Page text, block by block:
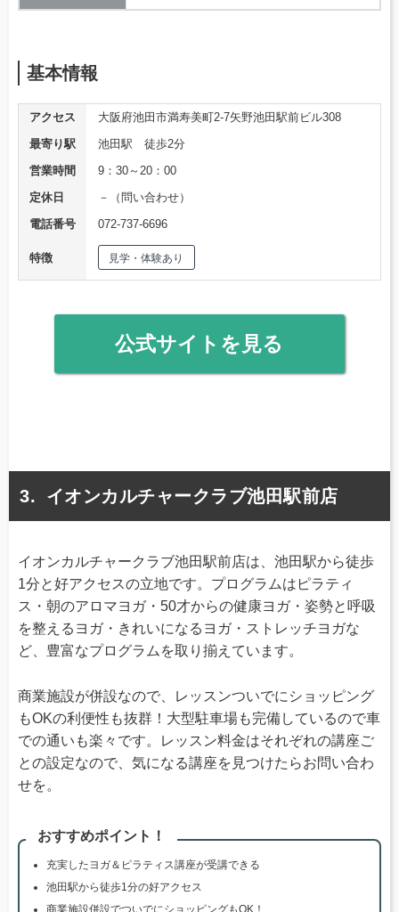
基本情報
アクセス
大阪府池田市満寿美町2-7矢野池田駅前ビル308
最寄り駅
池田駅 徒歩2分
営業時間
9：30～20：00
定休日
－（問い合わせ）
電話番号
072-737-6696
特徴 見学・体験あり
公式サイトを見る
イオンカルチャークラブ池田駅前店
イオンカルチャークラブ池田駅前店は、池田駅から徒歩
1分と好アクセスの立地です。プログラムはピラティ
ス・朝のアロマヨガ・50才からの健康ヨガ・姿勢と呼吸
を整えるヨガ・きれいになるヨガ・ストレッチヨガな
ど、豊富なプログラムを取り揃えています。
商業施設が併設なので、レッスンついでにショッピング
もOKの利便性も抜群！大型駐車場も完備しているので車
での通いも楽々です。レッスン料金はそれぞれの講座ご
との設定なので、気になる講座を見つけたらお問い合わ
せを。
おすすめポイント！
充実したヨガ＆ピラティス講座が受講できる
池田駅から徒歩1分の好アクセス
商業施設併設でついでにショッピングもOK！